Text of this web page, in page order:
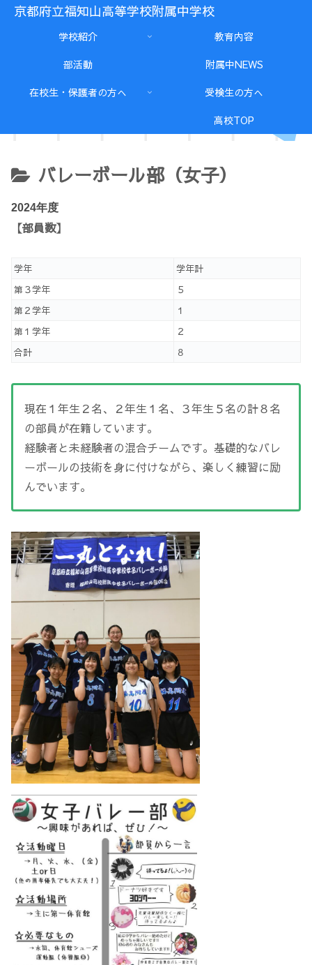
京都府立福知山高等学校附属中学校
学校紹介
教育内容
部活動
附属中NEWS
在校生・保護者の方へ
受検生の方へ
高校TOP
バレーボール部（女子）
2024年度
【部員数】
学年
学年計
第３学年
５
第２学年
１
第１学年
２
合計
８
現在１年生２名、２年生１名、３年生５名の計８名
の部員が在籍しています。
経験者と未経験者の混合チームです。基礎的なバレ
ーボールの技術を身に付けながら、楽しく練習に励
んでいます。